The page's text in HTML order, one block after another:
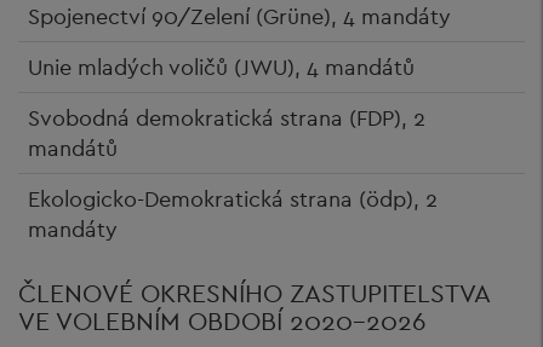
Spojenectví 90/Zelení (Grüne), 4 mandáty
Unie mladých voličů (JWU), 4 mandátů
Svobodná demokratická strana (FDP), 2
mandátů
Ekologicko-Demokratická strana (ödp), 2
mandáty
ČLENOVÉ OKRESNÍHO ZASTUPITELSTVA
VE VOLEBNÍM OBDOBÍ 2020-2026